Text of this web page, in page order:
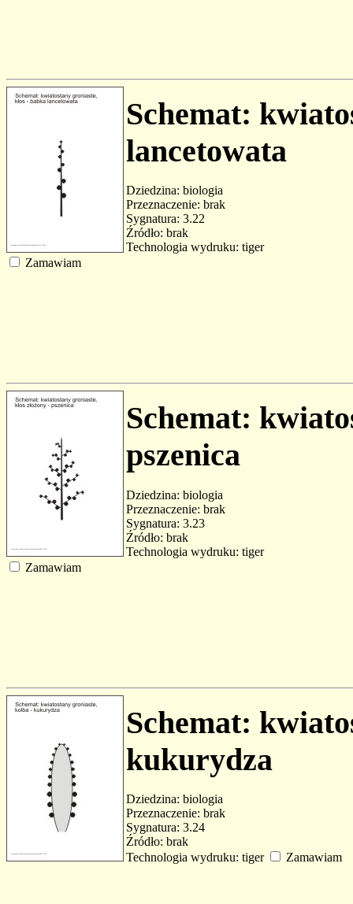
Schemat:
lancetowata
Dziedzina: biologia
Przeznaczenie: brak
Sygnatura: 3.22
Źródło: brak
Technologia wydruku: tiger
Zamawiam
Schemat:
pszenica
Dziedzina: biologia
Przeznaczenie: brak
Sygnatura: 3.23
Źródło: brak
Technologia wydruku: tiger
Zamawiam
Schemat:
kukurydza
Dziedzina: biologia
Przeznaczenie: brak
Sygnatura: 3.24
Źródło: brak
Technologia wydruku: tiger
Zamawiam